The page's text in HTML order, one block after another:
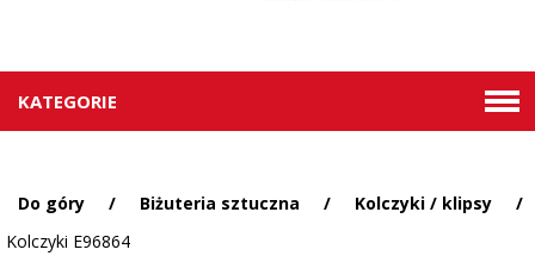
KATEGORIE
Do góry / Biżuteria sztuczna / Kolczyki / klipsy
/
Kolczyki E96864